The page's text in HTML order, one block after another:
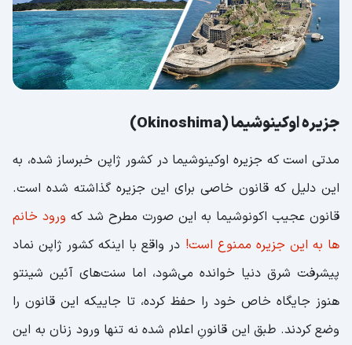
جزیره اوکینوشیما (Okinoshima)
مدتی است که جزیره‌ اوکینوشیما در کشور ژاپن خبرساز شده، به
این دلیل که قانون خاصی برای این جزیره گذاشته شده است.
قانون عجیب اکونوشیما به این صورت مطرح شد که ورود خانم
ها به این جزیره ممنوع است! در واقع با اینکه کشور ژاپن نماد
پیشرفت شرق دنیا خوانده می‌شود، اما سنت‌های آئین شینتو
هنوز جایگاه خاص خود را حفظ کرده، تا جاییکه این قانون را
وضع کردند. طبق این قانونِ اعلام شده نه تنها ورود زنان به این